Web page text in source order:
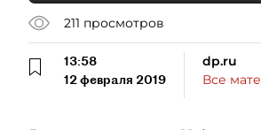
211 просмотров
13:58
12 февраля 2019
dp.ru
Все